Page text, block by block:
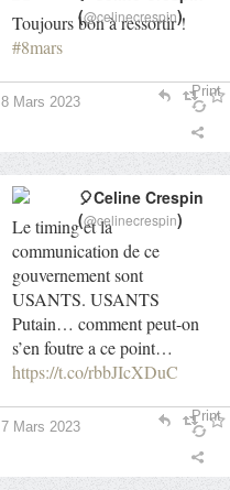
Toujours bon à ressortir !
#8mars
(@celinecrespin)
8 Mars 2023
Print
Le timing et la
communication de ce
gouvernement sont
USANTS. USANTS
Putain… comment peut-on
s’en foutre a ce point…
https://t.co/rbbJIcXDuC
🎈Celine Crespin
(@celinecrespin)
7 Mars 2023
Print